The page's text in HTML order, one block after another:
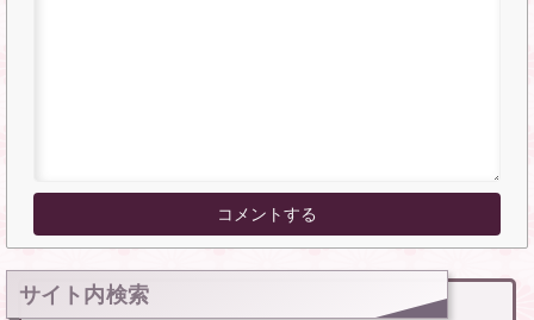
サイト内検索